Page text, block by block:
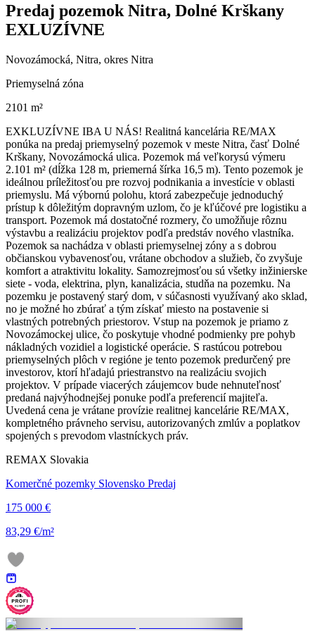
Predaj pozemok Nitra, Dolné Krškany
EXLUZÍVNE
Novozámocká, Nitra, okres Nitra
Priemyselná zóna
2101 m²
EXKLUZÍVNE IBA U NÁS! Realitná kancelária RE/MAX
ponúka na predaj priemyselný pozemok v meste Nitra, časť Dolné
Krškany, Novozámocká ulica. Pozemok má veľkorysú výmeru
2.101 m² (dĺžka 128 m, priemerná šírka 16,5 m). Tento pozemok je
ideálnou príležitosťou pre rozvoj podnikania a investície v oblasti
priemyslu. Má výbornú polohu, ktorá zabezpečuje jednoduchý
prístup k dôležitým dopravným uzlom, čo je kľúčové pre logistiku a
transport. Pozemok má dostatočné rozmery, čo umožňuje rôznu
výstavbu a realizáciu projektov podľa predstáv nového vlastníka.
Pozemok sa nachádza v oblasti priemyselnej zóny a s dobrou
občianskou vybavenosťou, vrátane obchodov a služieb, čo zvyšuje
komfort a atraktivitu lokality. Samozrejmosťou sú všetky inžinierske
siete - voda, elektrina, plyn, kanalizácia, studňa na pozemku. Na
pozemku je postavený starý dom, v súčasnosti využívaný ako sklad,
no je možné ho zbúrať a tým získať miesto na postavenie si
vlastných potrebných priestorov. Vstup na pozemok je priamo z
Novozámockej ulice, čo poskytuje vhodné podmienky pre pohyb
nákladných vozidiel a logistické operácie. S rastúcou potrebou
priemyselných plôch v regióne je tento pozemok predurčený pre
investorov, ktorí hľadajú priestranstvo na realizáciu svojich
projektov. V prípade viacerých záujemcov bude nehnuteľnosť
predaná najvýhodnejšej ponuke podľa preferencií majiteľa.
Uvedená cena je vrátane provízie realitnej kancelárie RE/MAX,
kompletného právneho servisu, autorizovaných zmlúv a poplatkov
spojených s prevodom vlastníckych práv.
REMAX Slovakia
Komerčné pozemky Slovensko Predaj
175 000 €
83,29 €/m²